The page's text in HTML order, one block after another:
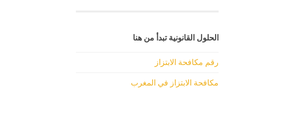
الحلول القانونية تبدأ من هنا
رقم مكافحة الابتزاز
مكافحة الابتزاز في المغرب